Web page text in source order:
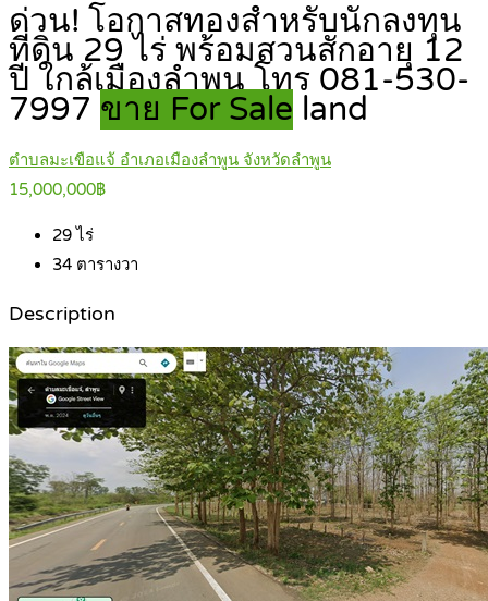
ด่วน! โอกาสทองสำหรับนักลงทุน
ที่ดิน 29 ไร่ พร้อมสวนสักอายุ 12
ปี ใกล้เมืองลำพูน โทร 081-530-
7997 ขาย For Sale land
ตำบลมะเขือแจ้ อำเภอเมืองลำพูน จังหวัดลำพูน
15,000,000฿
29ไร่
34 ตารางวา
Description